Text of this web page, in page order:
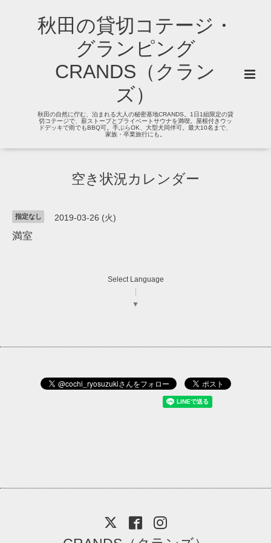
秋田の貸切コテージ・
グランピング
CRANDS（クラン
ズ）
秋田の自然に佇む、泊まれる大人の秘密基地CRANDS。1日1組限定の貸
切コテージで、薪ストーブとプライベートサウナを満喫。屋根付きウッ
ドデッキで雨でもBBQ可。手ぶらOK、大型犬同伴可。最大10名まで、
家族・卒業旅行にも。
空き状況カレンダー
指定なし 2019-03-26 (火)
満室
Select Language
▼